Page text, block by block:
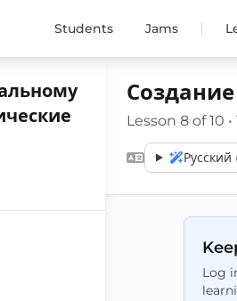
Students Jams |
Lesson 8 of 10 •
Русский
Log